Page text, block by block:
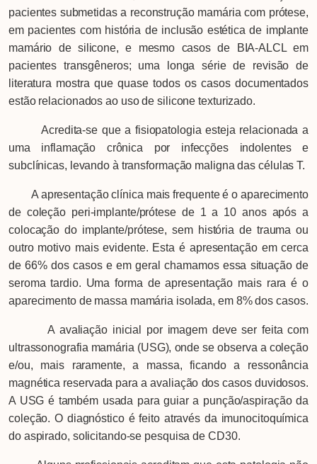
pacientes submetidas a reconstrução mamária com prótese,
em pacientes com história de inclusão estética de implante
mamário de silicone, e mesmo casos de BIA-ALCL em
pacientes transgêneros; uma longa série de revisão de
literatura mostra que quase todos os casos documentados
estão relacionados ao uso de silicone texturizado.
Acredita-se que a fisiopatologia esteja relacionada a
uma inflamação crônica por infecções indolentes e
subclínicas, levando à transformação maligna das células T.
A apresentação clínica mais frequente é o aparecimento
de coleção peri-implante/prótese de 1 a 10 anos após a
colocação do implante/prótese, sem história de trauma ou
outro motivo mais evidente. Esta é apresentação em cerca
de 66% dos casos e em geral chamamos essa situação de
seroma tardio. Uma forma de apresentação mais rara é o
aparecimento de massa mamária isolada, em 8% dos casos.
A avaliação inicial por imagem deve ser feita com
ultrassonografia mamária (USG), onde se observa a coleção
e/ou, mais raramente, a massa, ficando a ressonância
magnética reservada para a avaliação dos casos duvidosos.
A USG é também usada para guiar a punção/aspiração da
coleção. O diagnóstico é feito através da imunocitoquímica
do aspirado, solicitando-se pesquisa de CD30.